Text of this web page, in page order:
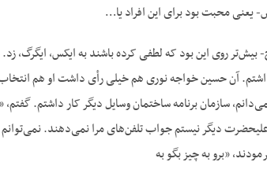
یعنی محبت بود برای این افراد یا…
بیش‌تر روی این بود که لطفی کرده باشند به ایکس، ایگرگ،
آن حسین خواجه نوری هم خیلی رأی داشت او هم انتخاب
سازمان برنامه ساختمان وسایل دیگر کار داشتم.
دیگر نیستم جواب تلفن‌های مرا نمی‌دهند.
«برو به چیز بگو به